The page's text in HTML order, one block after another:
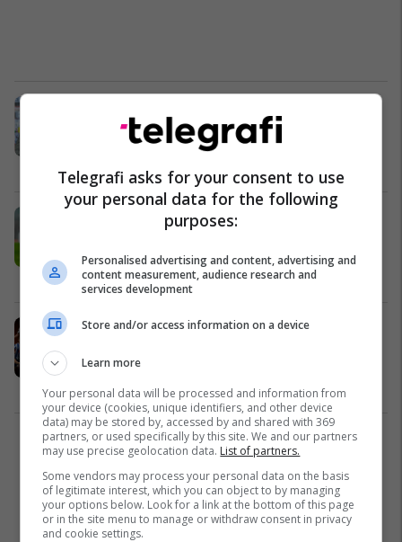
Drilon Hazrollajn - e konfirmon
drejtuesi i klubit rumun
Rapid Bukureshti po mendon të
Hazrollajn
Superliga 21/01/2025
Viti për ta pushtuar Evropën: Yjet e
transferime në arenën evropiane
Superliga 04/01/2025
1
Telegrafi asks for your consent to use
your personal data for the following
purposes:
Personalised advertising and content, advertising and
content measurement, audience research and
services development
Store and/or access information on a device
Learn more
Your personal data will be processed and information from
your device (cookies, unique identifiers, and other device
data) may be stored by, accessed by and shared with 369
partners, or used specifically by this site. We and our partners
may use precise geolocation data. List of partners.
Some vendors may process your personal data on the basis
of legitimate interest, which you can object to by managing
your options below. Look for a link at the bottom of this page
or in the site menu to manage or withdraw consent in privacy
and cookie settings.